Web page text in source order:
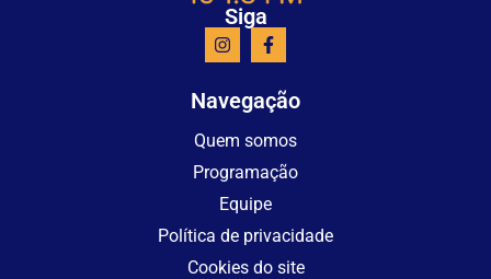
Siga
Navegação
Quem somos
Programação
Equipe
Política de privacidade
Cookies do site